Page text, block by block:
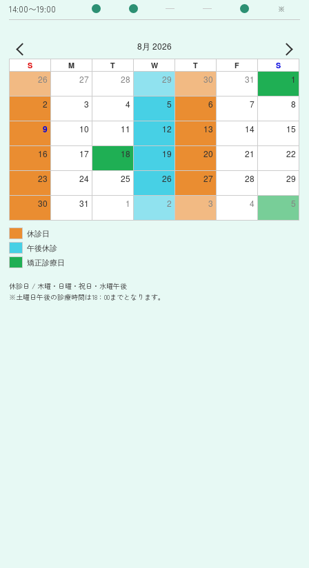
14:00〜19:00
※
8月 2026
S M T W T F S
26 27 28 29 30 31 1
2 3 4 5 6 7 8
9 10 11 12 13 14 15
16 17 18 19 20 21 22
23 24 25 26 27 28 29
30 31 1 2 3 4 5
休診日
午後休診
矯正診療日
休診日 / 木曜・日曜・祝日・水曜午後
※土曜日午後の診療時間は18：00までとなります。